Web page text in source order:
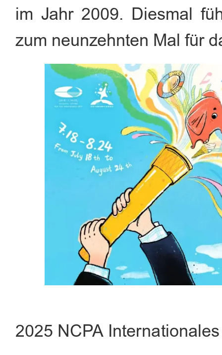
im Jahr 2009. Diesmal
zum neunzehnten Mal für
2025 NCPA